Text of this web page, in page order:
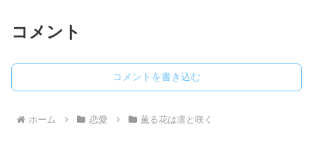
コメント
コメントを書き込む
ホーム 恋愛 薫る花は凛と咲く